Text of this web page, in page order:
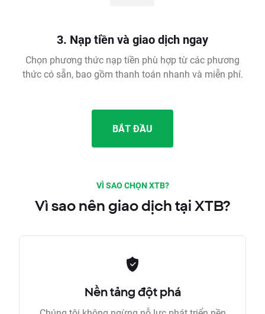
3. Nạp tiền và giao dịch ngay
Chọn phương thức nạp tiền phù hợp từ các phương
thức có sẵn, bao gồm thanh toán nhanh và miễn phí.
BẮT ĐẦU
VÌ SAO CHỌN XTB?
Vì sao nên giao dịch tại XTB?
Nền tảng đột phá